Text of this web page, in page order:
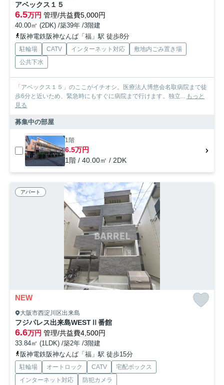
アベックス１５
6.5万円 管理/共益費5,000円
40.00㎡ (2DK) /築39年 /3階建
阪神電鉄阪神なんば「福」駅 徒歩8分
駐輪場 CATV インターネット対応
敷地内ごみ置き場
公共下水
「アベックス１５」のここがイチオシ。医療法人博悠会名取病院まで徒
歩6分と近いため、緊急時にもすぐに病院まで行けます。独立... もっと
見る
募集中の部屋
1階
6.5万円
1階 / 40.00㎡ / 2DK
アパート
NEW
大阪市西淀川区出来島
フジパレス出来島WESTⅡ番館
6.6万円 管理/共益費4,500円
33.84㎡ (1LDK) /築2年 /3階建
阪神電鉄阪神なんば「福」駅 徒歩15分
駐輪場 オートロック CATV
宅配ボックス
インターネット対応
防犯カメラ